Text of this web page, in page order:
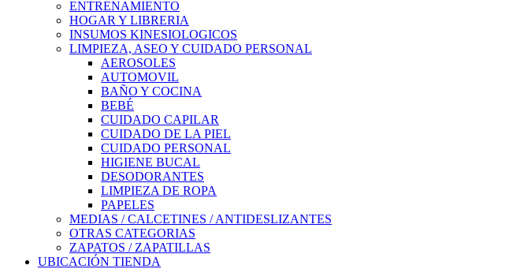
ENTRENAMIENTO
HOGAR Y LIBRERIA
INSUMOS KINESIOLOGICOS
LIMPIEZA, ASEO Y CUIDADO PERSONAL
AEROSOLES
AUTOMOVIL
BAÑO Y COCINA
BEBÉ
CUIDADO CAPILAR
CUIDADO DE LA PIEL
CUIDADO PERSONAL
HIGIENE BUCAL
DESODORANTES
LIMPIEZA DE ROPA
PAPELES
MEDIAS / CALCETINES / ANTIDESLIZANTES
OTRAS CATEGORIAS
ZAPATOS / ZAPATILLAS
UBICACIÓN TIENDA